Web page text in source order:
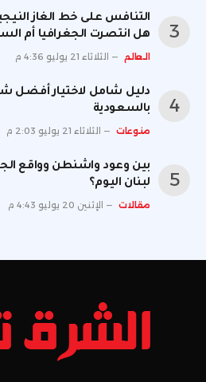
التنافس على خط الغاز
هل انتصرت الجغرافيا أم
العالم الثلاثاء 21 يوليو 4:36 م
دليل شامل لاختيار أفضل
بالسعودية
منوعات الثلاثاء 21 يوليو 2:03 م
بين وعود واشنطن وواقع
لبنان اليوم؟
مقالات الإثنين 20 يوليو 4:43 م